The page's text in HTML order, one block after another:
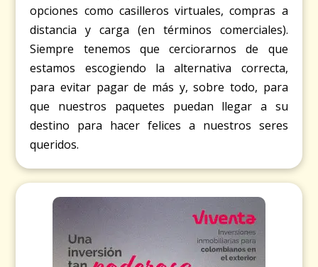
opciones como casilleros virtuales, compras a
distancia y carga (en términos comerciales).
Siempre tenemos que cerciorarnos de que
estamos escogiendo la alternativa correcta,
para evitar pagar de más y, sobre todo, para
que nuestros paquetes puedan llegar a su
destino para hacer felices a nuestros seres
queridos.